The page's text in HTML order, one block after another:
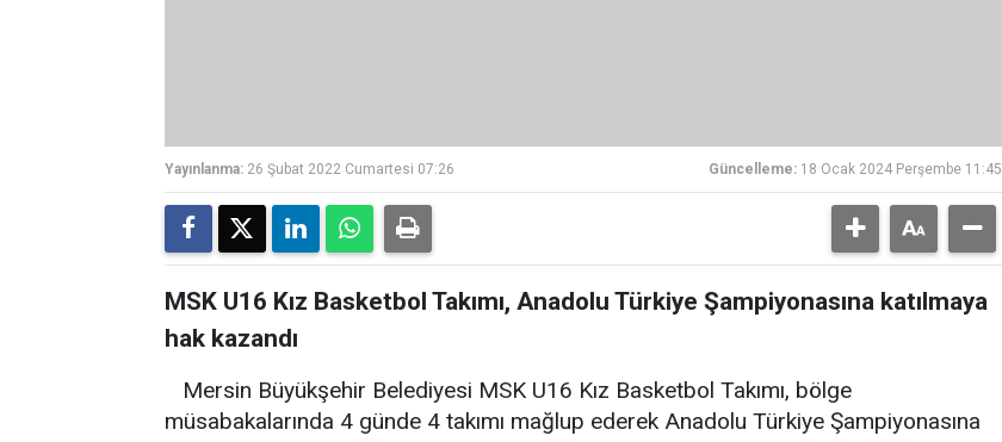
Yayınlanma: 26 Şubat 2022 Cumartesi 07:26 Güncelleme: 18 Ocak 2024 Perşembe 11:45
MSK U16 Kız Basketbol Takımı, Anadolu Türkiye Şampiyonasına katılmaya
hak kazandı
Mersin Büyükşehir Belediyesi MSK U16 Kız Basketbol Takımı, bölge
müsabakalarında 4 günde 4 takımı mağlup ederek Anadolu Türkiye Şampiyonasına